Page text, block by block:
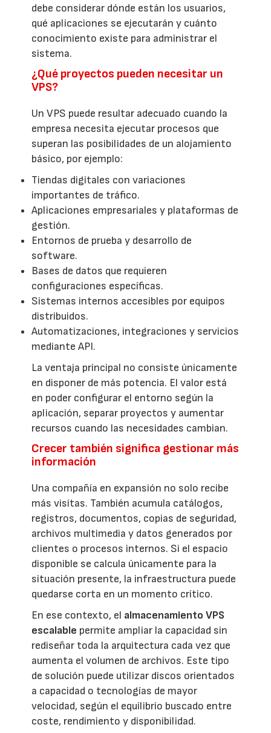
debe considerar dónde están los usuarios,
qué aplicaciones se ejecutarán y cuánto
conocimiento existe para administrar el
sistema.
¿Qué proyectos pueden necesitar un
VPS?
Un VPS puede resultar adecuado cuando la
empresa necesita ejecutar procesos que
superan las posibilidades de un alojamiento
básico, por ejemplo:
Tiendas digitales con variaciones
importantes de tráfico.
Aplicaciones empresariales y plataformas de
gestión.
Entornos de prueba y desarrollo de
software.
Bases de datos que requieren
configuraciones específicas.
Sistemas internos accesibles por equipos
distribuidos.
Automatizaciones, integraciones y servicios
mediante API.
La ventaja principal no consiste únicamente
en disponer de más potencia. El valor está
en poder configurar el entorno según la
aplicación, separar proyectos y aumentar
recursos cuando las necesidades cambian.
Crecer también significa gestionar más
información
Una compañía en expansión no solo recibe
más visitas. También acumula catálogos,
registros, documentos, copias de seguridad,
archivos multimedia y datos generados por
clientes o procesos internos. Si el espacio
disponible se calcula únicamente para la
situación presente, la infraestructura puede
quedarse corta en un momento crítico.
En ese contexto, el almacenamiento VPS
escalable permite ampliar la capacidad sin
rediseñar toda la arquitectura cada vez que
aumenta el volumen de archivos. Este tipo
de solución puede utilizar discos orientados
a capacidad o tecnologías de mayor
velocidad, según el equilibrio buscado entre
coste, rendimiento y disponibilidad.